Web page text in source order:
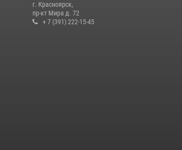
г. Красноярск,
пр-кт Мира д. 72
+ 7 (391) 222-15-45